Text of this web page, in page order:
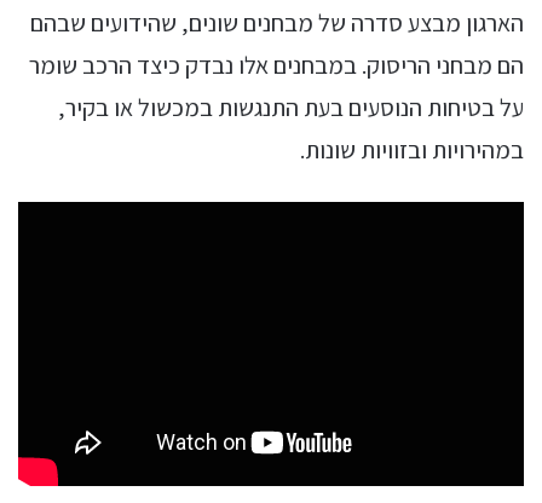
הארגון מבצע סדרה של מבחנים שונים, שהידועים שבהם
הם מבחני הריסוק. במבחנים אלו נבדק כיצד הרכב שומר
על בטיחות הנוסעים בעת התנגשות במכשול או בקיר,
במהירויות ובזוויות שונות.